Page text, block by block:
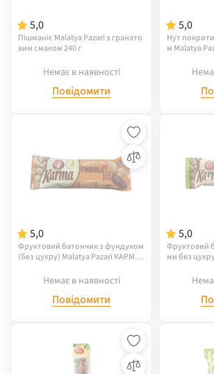
5,0
Пішманіє Malatya Pazari з гранато
вим смаком 240 г
Немає в наявності
Повідомити
5,0
Нут
м Malatya
5,0
Фруктовий батончик з фундуком
(без цукру) Malatya Pazari КАРМА
Немає в наявності
Повідомити
5,0
Фруктовий
ми без